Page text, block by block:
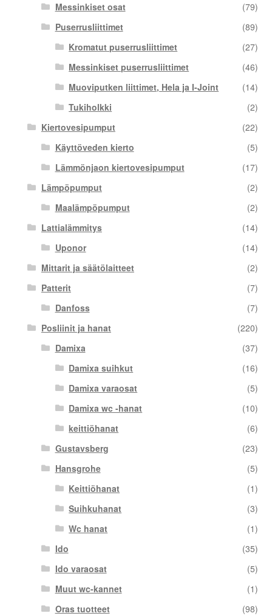
Messinkiset osat
(79)
Puserrusliittimet
(89)
Kromatut puserrusliittimet
(27)
Messinkiset puserrusliittimet
(46)
Muoviputken liittimet, Hela ja I-Joint
(14)
Tukiholkki
(2)
Kiertovesipumput
(22)
Käyttöveden kierto
(5)
Lämmönjaon kiertovesipumput
(17)
Lämpöpumput
(2)
Maalämpöpumput
(2)
Lattialämmitys
(14)
Uponor
(14)
Mittarit ja säätölaitteet
(2)
Patterit
(7)
Danfoss
(7)
Posliinit ja hanat
(220)
Damixa
(37)
Damixa suihkut
(16)
Damixa varaosat
(5)
Damixa wc -hanat
(10)
keittiöhanat
(6)
Gustavsberg
(23)
Hansgrohe
(5)
Keittiöhanat
(1)
Suihkuhanat
(3)
Wc hanat
(1)
Ido
(35)
Ido varaosat
(5)
Muut wc-kannet
(1)
Oras tuotteet
(98)